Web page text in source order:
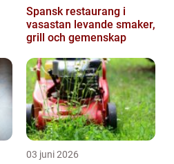
Spansk restaurang i
vasastan levande smaker,
grill och gemenskap
03 juni 2026